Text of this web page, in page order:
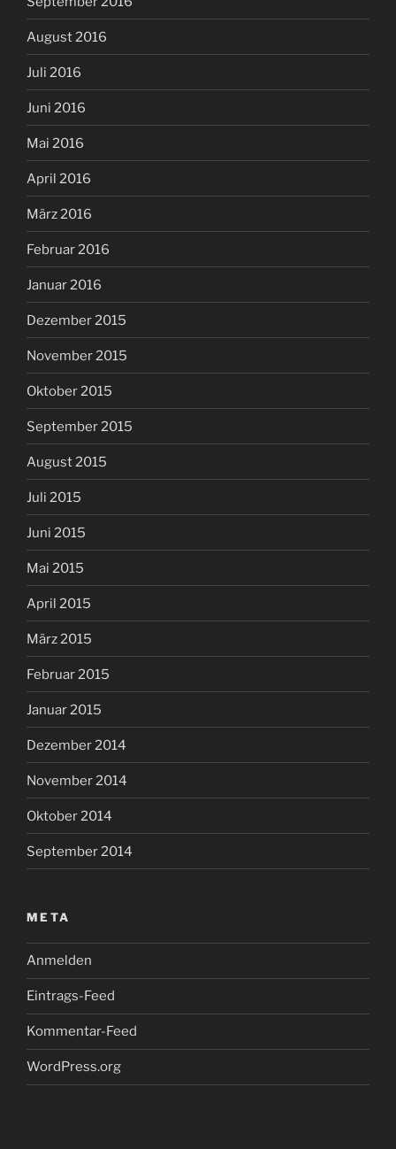
August 2016
Juli 2016
Juni 2016
Mai 2016
April 2016
März 2016
Februar 2016
Januar 2016
Dezember 2015
November 2015
Oktober 2015
September 2015
August 2015
Juli 2015
Juni 2015
Mai 2015
April 2015
März 2015
Februar 2015
Januar 2015
Dezember 2014
November 2014
Oktober 2014
September 2014
META
Anmelden
Eintrags-Feed
Kommentar-Feed
WordPress.org